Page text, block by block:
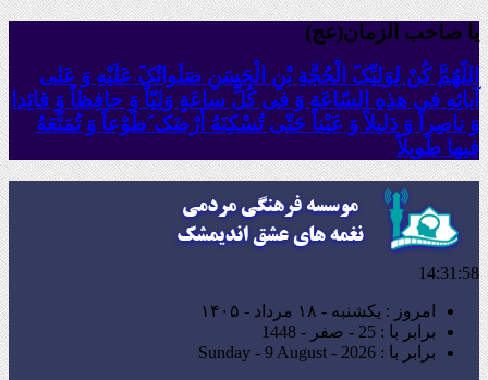
یا صاحب الزمان(عج)
اللّهُمَّ کُنْ لِوَلِیِّکَ الْحُجَّةِ بْنِ الْحَسَنِ صَلَواتُکَ عَلَیْهِ وَ عَلى
آبائِهِ فی هذِهِ السّاعَةِ وَ فی کُلِّ ساعَةٍ وَلِیّاً وَ حافِظاً وَ قائِدا
‏وَ ناصِراً وَ دَلیلاً وَ عَیْناً حَتّى تُسْکِنَهُ أَرْضَک َطَوْعاً وَ تُمَتِّعَهُ
فیها طَویلاً
14:31:59
امروز : یکشنبه - ۱۸ مرداد - ۱۴۰۵
برابر با : 25 - صفر - 1448
برابر با : Sunday - 9 August - 2026